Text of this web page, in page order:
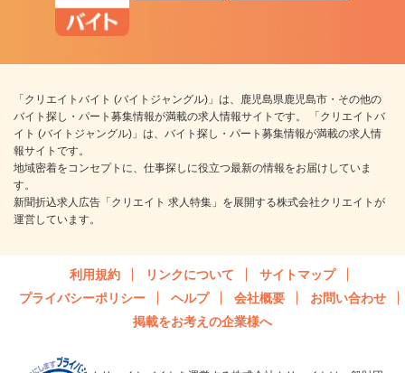
「クリエイトバイト (バイトジャングル)」は、鹿児島県鹿児島市・その他の
バイト探し・パート募集情報が満載の求人情報サイトです。 「クリエイトバ
イト (バイトジャングル)」は、バイト探し・パート募集情報が満載の求人情
報サイトです。
地域密着をコンセプトに、仕事探しに役立つ最新の情報をお届けしていま
す。
新聞折込求人広告「クリエイト 求人特集」を展開する株式会社クリエイトが
運営しています。
利用規約 リンクについて
サイトマップ
プライバシーポリシー
ヘルプ 会社概要
お問い合わせ
掲載をお考えの企業様へ